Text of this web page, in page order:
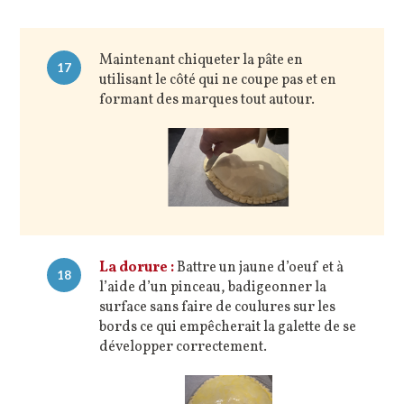
17
Maintenant chiqueter la pâte en
utilisant le côté qui ne coupe pas et en
formant des marques tout autour.
18 La dorure :Battre un jaune d’oeuf et à
l’aide d’un pinceau, badigeonner la
surface sans faire de coulures sur les
bords ce qui empêcherait la galette de se
développer correctement.